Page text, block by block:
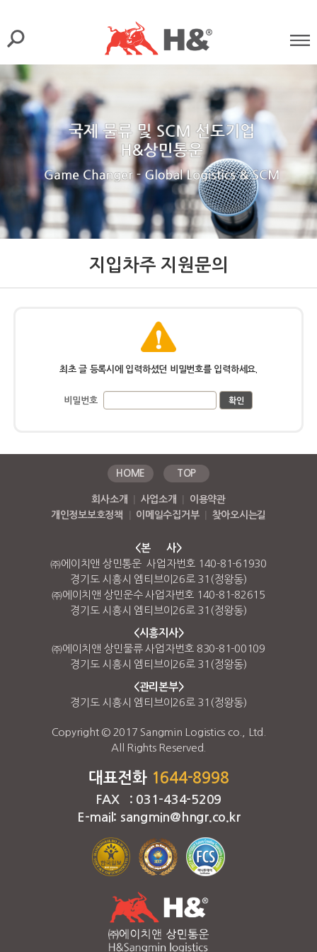
지입차주 지원문의
최초 글 등록시에 입력하셨던 비밀번호를 입력하세요.
비밀번호
HOME TOP
회사소개 사업소개
이용약관
개인정보보호정책
이메일수집거부 찾아오시는길
<본 사>
㈜에이치앤 상민통운 사업자번호 140-81-61930
경기도 시흥시 엠티브이26로 31(정왕동)
㈜에이치앤 상민운수 사업자번호 140-81-82615
경기도 시흥시 엠티브이26로 31(정왕동)
<시흥지사>
㈜에이치앤 상민물류 사업자번호 830-81-00109
경기도 시흥시 엠티브이26로 31(정왕동)
<관리본부>
경기도 시흥시 엠티브이26로 31(정왕동)
Copyright © 2017 Sangmin Logistics co., Ltd.
All Rights Reserved.
대표전화 1644-8998
FAX : 031-434-5209
E-mail: sangmin@hngr.co.kr